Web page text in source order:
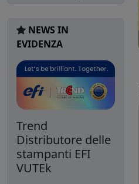
NEWS IN
EVIDENZA
Trend
Distributore delle
stampanti EFI
VUTEk